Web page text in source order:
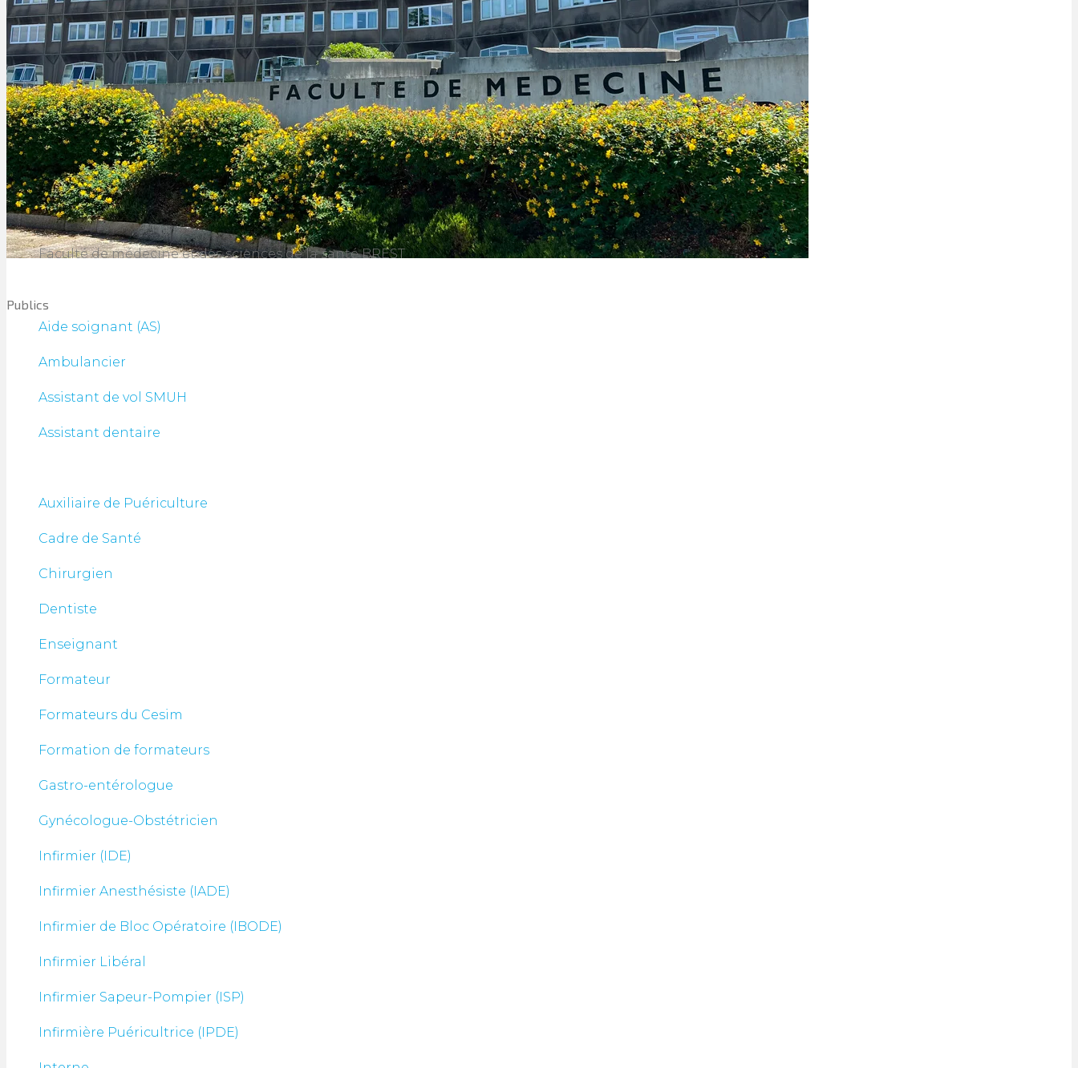
Faculté de médecine et des sciences de la santé BREST
Publics
Aide soignant (AS)
Ambulancier
Assistant de vol SMUH
Assistant dentaire
Auxiliaire de Puériculture
Cadre de Santé
Chirurgien
Dentiste
Enseignant
Formateur
Formateurs du Cesim
Formation de formateurs
Gastro-entérologue
Gynécologue-Obstétricien
Infirmier (IDE)
Infirmier Anesthésiste (IADE)
Infirmier de Bloc Opératoire (IBODE)
Infirmier Libéral
Infirmier Sapeur-Pompier (ISP)
Infirmière Puéricultrice (IPDE)